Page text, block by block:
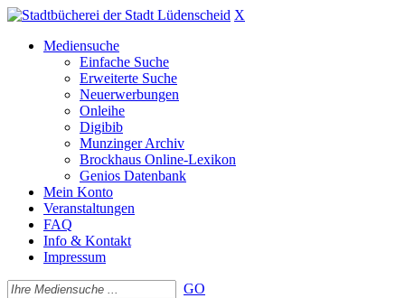
X
Mediensuche
Einfache Suche
Erweiterte Suche
Neuerwerbungen
Onleihe
Digibib
Munzinger Archiv
Brockhaus Online-Lexikon
Genios Datenbank
Mein Konto
Veranstaltungen
FAQ
Info & Kontakt
Impressum
GO